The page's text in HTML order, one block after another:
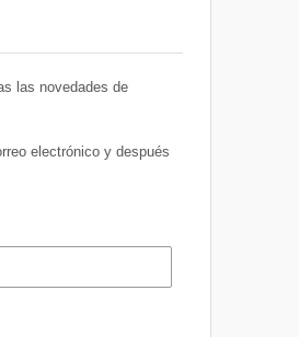
las novedades de
electrónico y después